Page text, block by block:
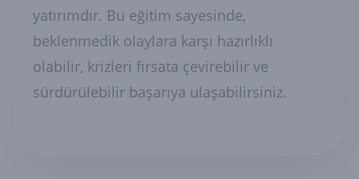
yatırımdır. Bu eğitim sayesinde,
beklenmedik olaylara karşı hazırlıklı
olabilir, krizleri fırsata çevirebilir ve
sürdürülebilir başarıya ulaşabilirsiniz.